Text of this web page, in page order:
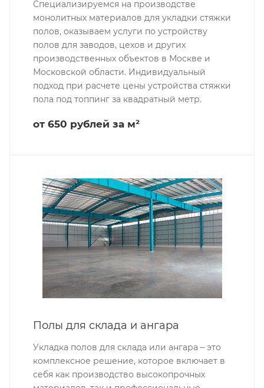
Специализируемся на производстве
монолитных материалов для укладки стяжки
полов, оказываем услуги по устройству
полов для заводов, цехов и других
производственных объектов в Москве и
Московской области. Индивидуальный
подход при расчете цены устройства стяжки
пола под топпинг за квадратный метр.
от 650 рублей за м²
Полы для склада и ангара
Укладка полов для склада или ангара – это
комплексное решение, которое включает в
себя как производство высокопрочных